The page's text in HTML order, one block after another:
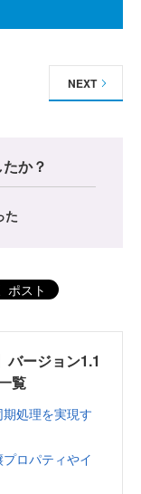
NEXT
か？
た
ポスト
バージョン1.1
覧
処理を実現す
ロパティやイ